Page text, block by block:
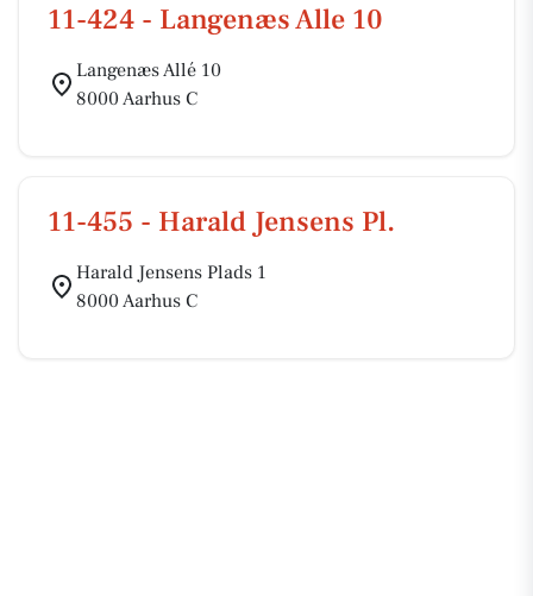
11-424 - Langenæs Alle 10
Langenæs Allé 10
8000 Aarhus C
11-455 - Harald Jensens Pl.
Harald Jensens Plads 1
8000 Aarhus C